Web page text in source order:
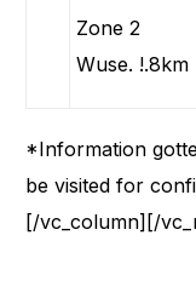
Zone 2
Wuse. !.8km
*Information
be visited for
[/vc_column][/